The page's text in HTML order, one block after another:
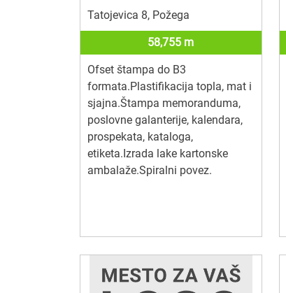
Tatojevica 8, Požega
58,755 m
Ofset štampa do B3
formata.Plastifikacija topla, mat i
sjajna.Štampa memoranduma,
poslovne galanterije, kalendara,
prospekata, kataloga,
etiketa.Izrada lake kartonske
ambalaže.Spiralni povez.